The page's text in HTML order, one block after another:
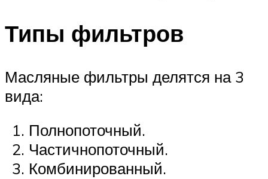
Типы фильтров
Масляные фильтры делятся на 3
вида:
Полнопоточный.
Частичнопоточный.
Комбинированный.